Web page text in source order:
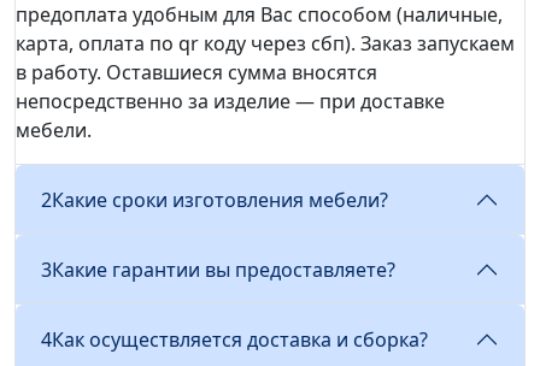
предоплата удобным для Вас способом (наличные,
карта, оплата по qr коду через сбп). Заказ запускаем
в работу. Оставшиеся сумма вносятся
непосредственно за изделие — при доставке
мебели.
2Какие сроки изготовления мебели?
3Какие гарантии вы предоставляете?
4Как осуществляется доставка и сборка?